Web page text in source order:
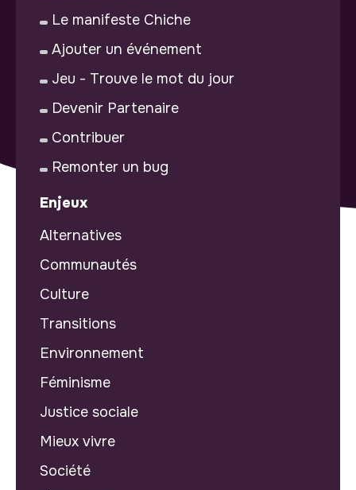
Le manifeste Chiche
Ajouter un événement
Jeu - Trouve le mot du jour
Devenir Partenaire
Contribuer
Remonter un bug
Enjeux
Alternatives
Communautés
Culture
Transitions
Environnement
Féminisme
Justice sociale
Mieux vivre
Société